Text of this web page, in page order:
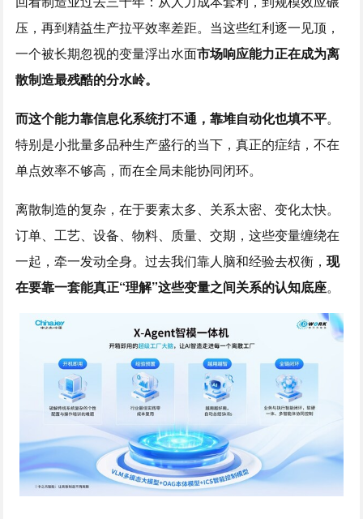
压，再到精益生产拉平效率差距。当这些红利逐一见顶，
一个被长期忽视的变量浮出水面市场响应能力正在成为离
散制造最残酷的分水岭。
而这个能力靠信息化系统打不通，靠堆自动化也填不平。
特别是小批量多品种生产盛行的当下，真正的症结，不在
单点效率不够高，而在全局未能协同闭环。
离散制造的复杂，在于要素太多、关系太密、变化太快。
订单、工艺、设备、物料、质量、交期，这些变量缠绕在
一起，牵一发动全身。过去我们靠人脑和经验去权衡，现
在要靠一套能真正“理解”这些变量之间关系的认知底座。